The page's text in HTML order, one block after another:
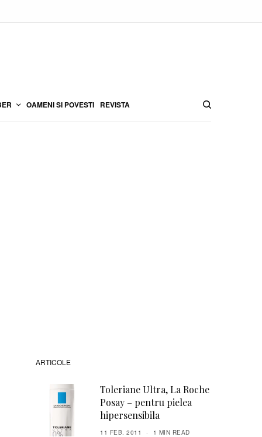
OAMENI SI POVESTI REVISTA
ARTICOLE
Toleriane Ultra, La Roche
Posay – pentru pielea
hipersensibila
11 FEB. 2011 1 MIN READ